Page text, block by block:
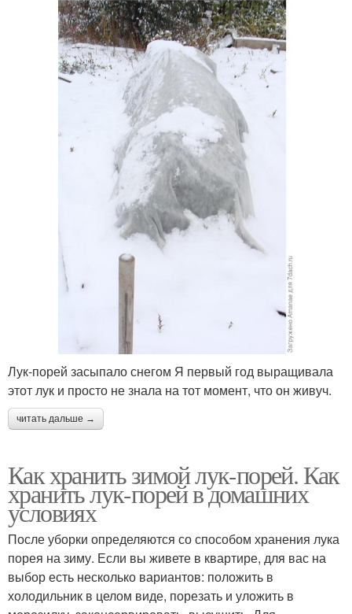
Лук-порей засыпало снегом Я первый год выращивала
этот лук и просто не знала на тот момент, что он живуч.
читать дальше →
Как хранить зимой лук-порей. Как
хранить лук-порей в домашних
условиях
После уборки определяются со способом хранения лука
порея на зиму. Если вы живете в квартире, для вас на
выбор есть несколько вариантов: положить в
холодильник в целом виде, порезать и уложить в